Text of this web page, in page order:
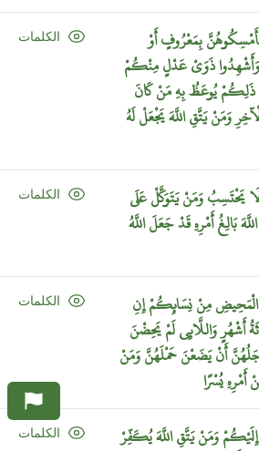
بِمَعْرُوفٍأَوْ
وَأَشْهِدُواذَوَيْعَدْلٍمِنْكُمْ
ذَلِكُمْيُوعَظُبِهِمَنْكَانَ
وَمَنْيَتَّقِاللَّهَيَجْعَلْلَهُ
الكلمات
يَحْتَسِبُوَمَنْيَتَوَكَّلْعَلَى
اللَّهَبَالِغُأَمْرِهِقَدْجَعَلَاللَّهُ
الكلمات
الْمَحِيضِمِنْنِسَائِكُمْإِنِ
أَشْهُرٍوَاللَّائِيلَمْيَحِضْنَ
أَنْيَضَعْنَحَمْلَهُنَّوَمَنْ
أَمْرِهِيُسْرًا
الكلمات
إِلَيْكُمْوَمَنْيَتَّقِاللَّهَيُكَفِّرْ
الكلمات